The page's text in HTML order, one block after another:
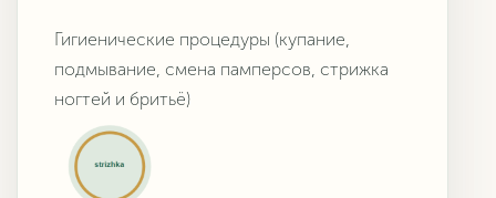
Гигиенические процедуры (купание,
подмывание, смена памперсов, стрижка
ногтей и бритьё)